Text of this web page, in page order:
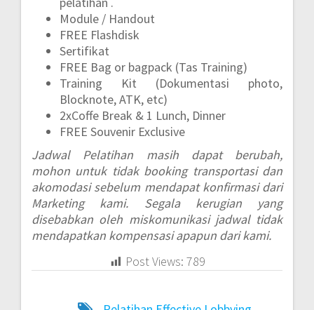
Module / Handout
FREE Flashdisk
Sertifikat
FREE Bag or bagpack (Tas Training)
Training Kit (Dokumentasi photo,
Blocknote, ATK, etc)
2xCoffe Break & 1 Lunch, Dinner
FREE Souvenir Exclusive
Jadwal Pelatihan masih dapat berubah,
mohon untuk tidak booking transportasi dan
akomodasi sebelum mendapat konfirmasi dari
Marketing kami. Segala kerugian yang
disebabkan oleh miskomunikasi jadwal tidak
mendapatkan kompensasi apapun dari kami.
Post Views: 789